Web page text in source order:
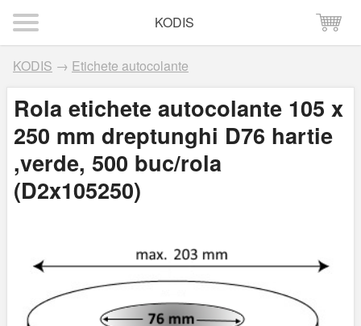
KODIS
KODIS → Etichete autocolante
Rola etichete autocolante 105 x
250 mm dreptunghi D76 hartie
,verde, 500 buc/rola
(D2x105250)